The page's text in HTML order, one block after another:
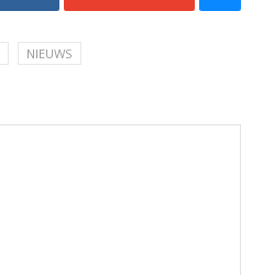
NIEUWS